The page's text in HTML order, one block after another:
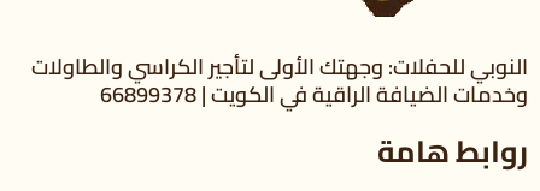
النوبي للحفلات: وجهتك الأولى لتأجير الكراسي والطاولات
وخدمات الضيافة الراقية في الكويت | 66899378
روابط هامة